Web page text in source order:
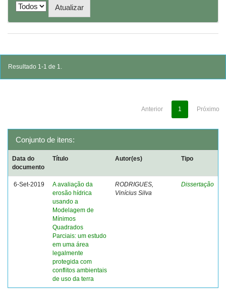
Resultado 1-1 de 1.
Anterior 1 Próximo
Conjunto de itens:
Data do
documento
Título Autor(es) Tipo
6-Set-2019
A avaliação da
erosão hídrica
usando a
Modelagem de
Mínimos
Quadrados
Parciais: um estudo
em uma área
legalmente
protegida com
conflitos ambientais
de uso da terra
RODRIGUES,
Vinícius Silva
Dissertação